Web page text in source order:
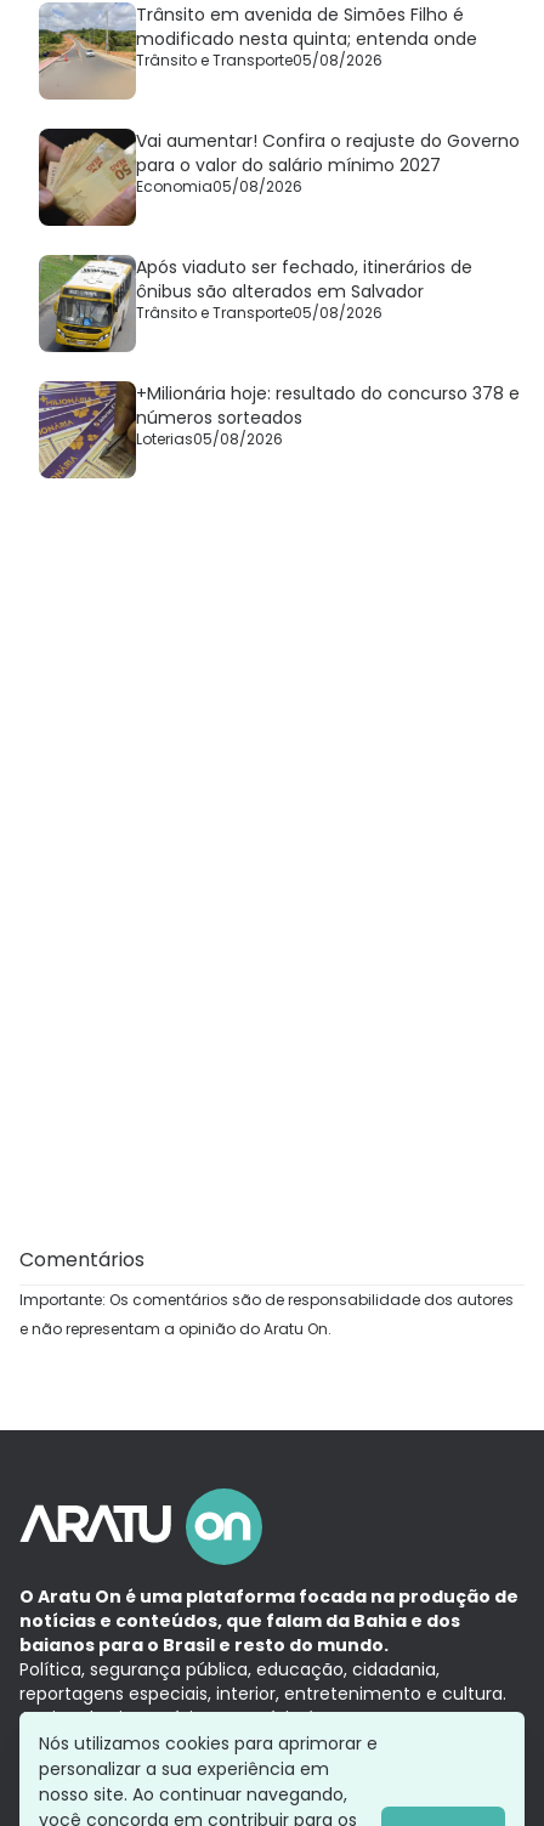
Trânsito em avenida de Simões Filho é
modificado nesta quinta; entenda onde
Trânsito e Transporte05/08/2026
Vai aumentar! Confira o reajuste do Governo
para o valor do salário mínimo 2027
Economia05/08/2026
Após viaduto ser fechado, itinerários de
ônibus são alterados em Salvador
Trânsito e Transporte05/08/2026
+Milionária hoje: resultado do concurso 378 e
números sorteados
Loterias05/08/2026
Comentários
Importante: Os comentários são de responsabilidade dos autores
e não representam a opinião do Aratu On.
O Aratu On é uma plataforma focada na produção de
notícias e conteúdos, que falam da Bahia e dos
baianos para o Brasil e resto do mundo.
Política, segurança pública, educação, cidadania,
reportagens especiais, interior, entretenimento e cultura.
Aqui, tudo vira notícia e a notícia é no tempo presente,
com a credibilidade do Grupo Aratu.
Grupo Aratu
Política de privacidade
Nós utilizamos cookies para aprimorar e
personalizar a sua experiência em
nosso site. Ao continuar navegando,
você concorda em contribuir para os